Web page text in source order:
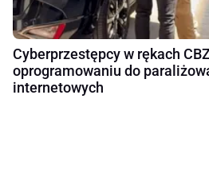
Cyberprzestępcy w rękach
oprogramowaniu do
internetowych